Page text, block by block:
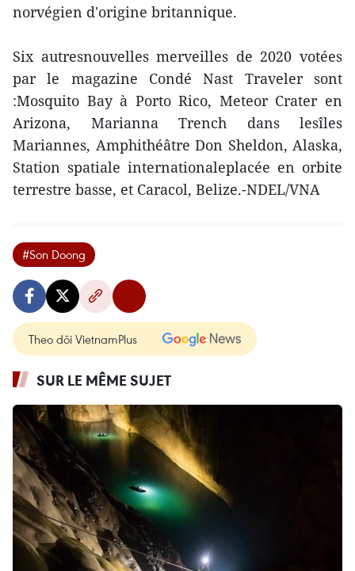
norvégien d'origine britannique.
Six autresnouvelles merveilles de 2020 votées
par le magazine Condé Nast Traveler sont
:Mosquito Bay à Porto Rico, Meteor Crater en
Arizona, Marianna Trench dans lesîles
Mariannes, Amphithéâtre Don Sheldon, Alaska,
Station spatiale internationaleplacée en orbite
terrestre basse, et Caracol, Belize.-NDEL/VNA
#Son Doong
Theo dõi VietnamPlus
SUR LE MÊME SUJET